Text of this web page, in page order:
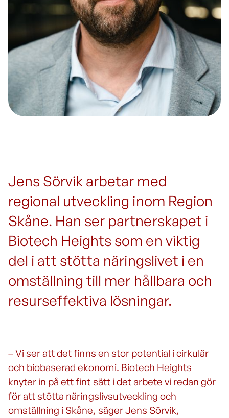
Jens Sörvik arbetar med
regional utveckling inom Region
Skåne. Han ser partnerskapet i
Biotech Heights som en viktig
del i att stötta näringslivet i en
omställning till mer hållbara och
resurseffektiva lösningar.
– Vi ser att det finns en stor potential i cirkulär
och biobaserad ekonomi. Biotech Heights
knyter in på ett fint sätt i det arbete vi redan gör
för att stötta näringslivsutveckling och
omställning i Skåne, säger Jens Sörvik,